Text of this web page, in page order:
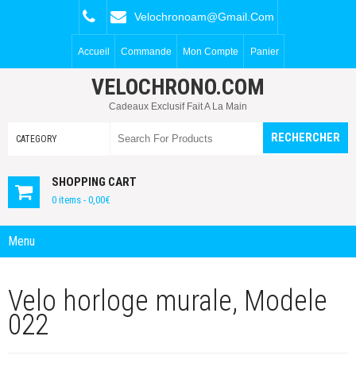
Velochronoam@gmail.com
Accueil Commande Mon Compte Panier
VELOCHRONO.COM
Cadeaux Exclusif Fait A La Main
SHOPPING CART
0 items - 0,00€
Menu
Velo horloge murale, Modele
022